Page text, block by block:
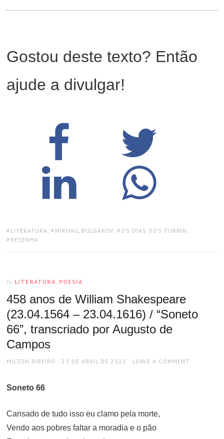
Gostou deste texto? Então
ajude a divulgar!
TAGS:
LITERATURA, MIKHAIL BULGÁKOV, OS DIAS DOS TURBIN ,
RESENHA
In LITERATURA, POESIA
458 anos de William Shakespeare
(23.04.1564 – 23.04.1616) / “Soneto
66”, transcriado por Augusto de
Campos
AUTHOR
MILTON RIBEIRO
POSTED
23 DE ABRIL DE 2022 LEAVE A COMMENT
Soneto 66
Cansado de tudo isso eu clamo pela morte,
Vendo aos pobres faltar a moradia e o pão